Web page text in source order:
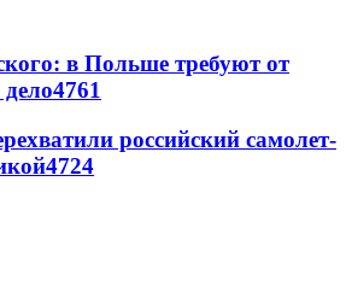
в Польше требуют от
4761
российский самолет-
4724